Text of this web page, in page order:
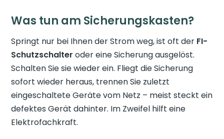
Was tun am Sicherungskasten?
Springt nur bei Ihnen der Strom weg, ist oft der FI-
Schutzschalter oder eine Sicherung ausgelöst.
Schalten Sie sie wieder ein. Fliegt die Sicherung
sofort wieder heraus, trennen Sie zuletzt
eingeschaltete Geräte vom Netz – meist steckt ein
defektes Gerät dahinter. Im Zweifel hilft eine
Elektrofachkraft.